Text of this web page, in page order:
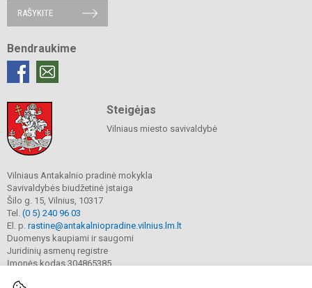
RAŠYKITE
Bendraukime
Steigėjas
Vilniaus miesto savivaldybė
Vilniaus Antakalnio pradinė mokykla
Savivaldybės biudžetinė įstaiga
Šilo g. 15, Vilnius, 10317
Tel. (0 5) 240 96 03
El. p. rastine@antakalniopradine.vilnius.lm.lt
Duomenys kaupiami ir saugomi
Juridinių asmenų registre
Įmonės kodas 304865385